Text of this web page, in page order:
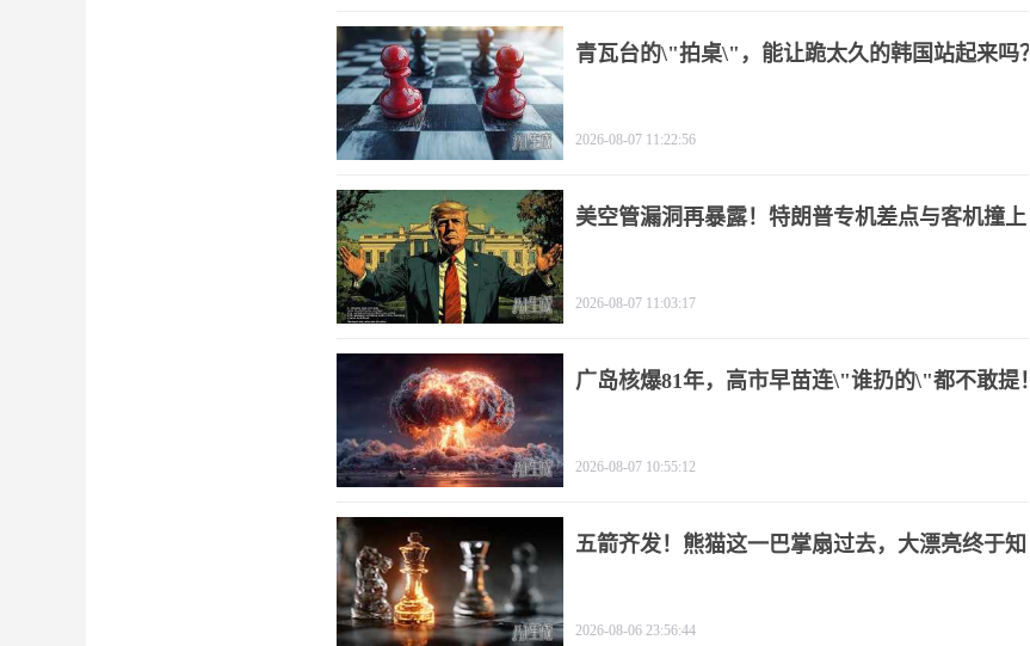
青瓦台的\"拍桌\"，能让跪太久的韩国站起来吗？
2026-08-07 11:22:56
美空管漏洞再暴露！特朗普专机差点与客机撞上
2026-08-07 11:03:17
广岛核爆81年，高市早苗连\"谁扔的\"都不敢提！
2026-08-07 10:55:12
五箭齐发！熊猫这一巴掌扇过去，大漂亮终于知
2026-08-06 23:56:44